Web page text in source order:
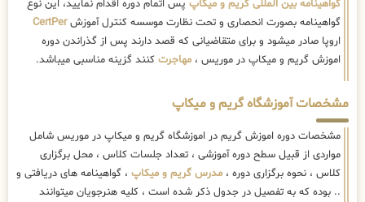
گواهینامه بین المللی گریم و میکاپ پس اتمام دوره اقدام نمایید، این نوع
گواهینامه بصورت انحصاری و تحت نظارت موسسه کنترل آموزشCertPer
اروپا صادر میشود و برای متقاضیانی که قصد دارند پس از گذراندن دوره
اموزش گریم و میکاپ در موریس ، مهاجرت کنند گزینه مناسبی میباشد.
مشخصات آموزشگاه گریم و میکاپ
مشخصات دوره اموزش گریم در اموزشگاه گریم و میکاپ در موریس شامل
مواردی از قبیل سطح دوره آموزشی ، تعداد جلسات کلاس ، محل برگزاری
کلاس ، نحوه برگزاری دوره ، مدرس گریم و میکاپ ، گواهینامه های دریافتی و
.. بوده که به تفصیل در جدول ذکر شده است ، کلیه هنرجویان میتوانند